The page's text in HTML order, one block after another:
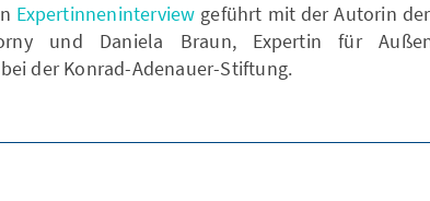
Expertinneninterview geführt mit der Autorin
und Daniela Braun, Expertin für
der Konrad-Adenauer-Stiftung.